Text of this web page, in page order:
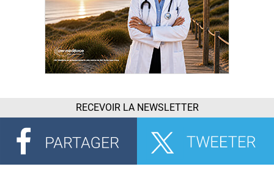
RECEVOIR LA NEWSLETTER